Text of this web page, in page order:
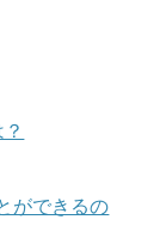
ができるの